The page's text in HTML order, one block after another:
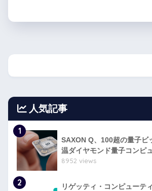
人気記事
1
SAXON Q、100超の量子ビ
温ダイヤモンド量子コンピ
8952 views
2
リゲッティ・コンピューテ